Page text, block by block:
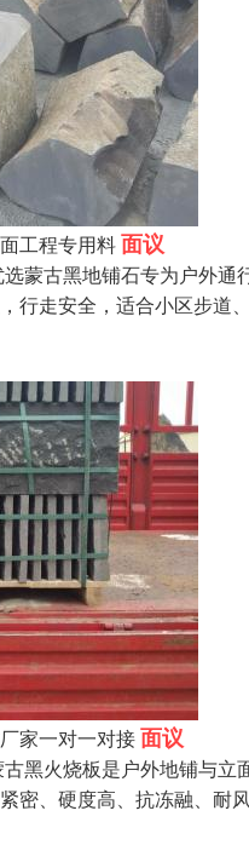
工程专用料面议
蒙古黑地铺石专为户外
行走安全，适合小区步
家一对一对接面议
黑火烧板是户外地铺与
密、硬度高、抗冻融、